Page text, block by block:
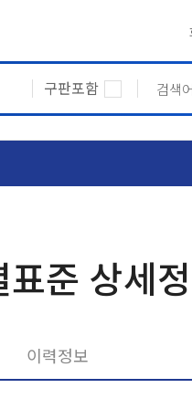
구판포함
표준 상세
이력정보